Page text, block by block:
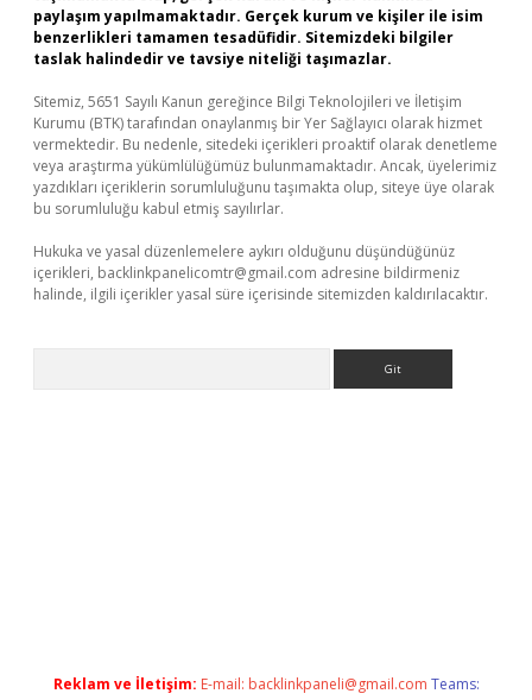
paylaşım yapılmamaktadır. Gerçek kurum ve kişiler ile isim
benzerlikleri tamamen tesadüfidir. Sitemizdeki bilgiler
taslak halindedir ve tavsiye niteliği taşımazlar.
Sitemiz, 5651 Sayılı Kanun gereğince Bilgi Teknolojileri ve İletişim
Kurumu (BTK) tarafından onaylanmış bir Yer Sağlayıcı olarak hizmet
vermektedir. Bu nedenle, sitedeki içerikleri proaktif olarak denetleme
veya araştırma yükümlülüğümüz bulunmamaktadır. Ancak, üyelerimiz
yazdıkları içeriklerin sorumluluğunu taşımakta olup, siteye üye olarak
bu sorumluluğu kabul etmiş sayılırlar.
Hukuka ve yasal düzenlemelere aykırı olduğunu düşündüğünüz
içerikleri, backlinkpanelicomtr@gmail.com adresine bildirmeniz
halinde, ilgili içerikler yasal süre içerisinde sitemizden kaldırılacaktır.
Reklam ve İletişim: E-mail: backlinkpaneli@gmail.com Teams: